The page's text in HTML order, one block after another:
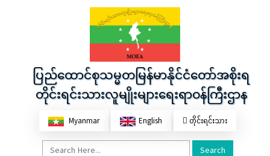
ပြည်ထောင်စုသမ္မတမြန်မာနိုင်ငံတော်အစိုးရ
တိုင်းရင်းသားလူမျိုးများရေးရာဝန်ကြီးဌာန
Myanmar English တိုင်းရင်းသား
Search